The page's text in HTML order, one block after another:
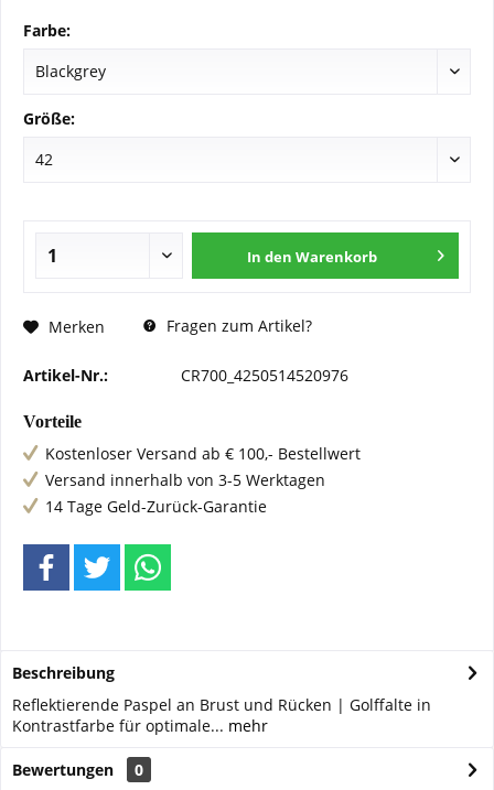
Farbe:
Größe:
In den Warenkorb
Merken Fragen zum Artikel?
Artikel-Nr.: CR700_4250514520976
Vorteile
Kostenloser Versand ab € 100,- Bestellwert
Versand innerhalb von 3-5 Werktagen
14 Tage Geld-Zurück-Garantie
Beschreibung
Reflektierende Paspel an Brust und Rücken | Golffalte in
Kontrastfarbe für optimale... mehr
Bewertungen
0